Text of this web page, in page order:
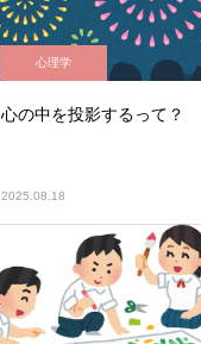
心理学
心の中を投影するって？
2025.08.18